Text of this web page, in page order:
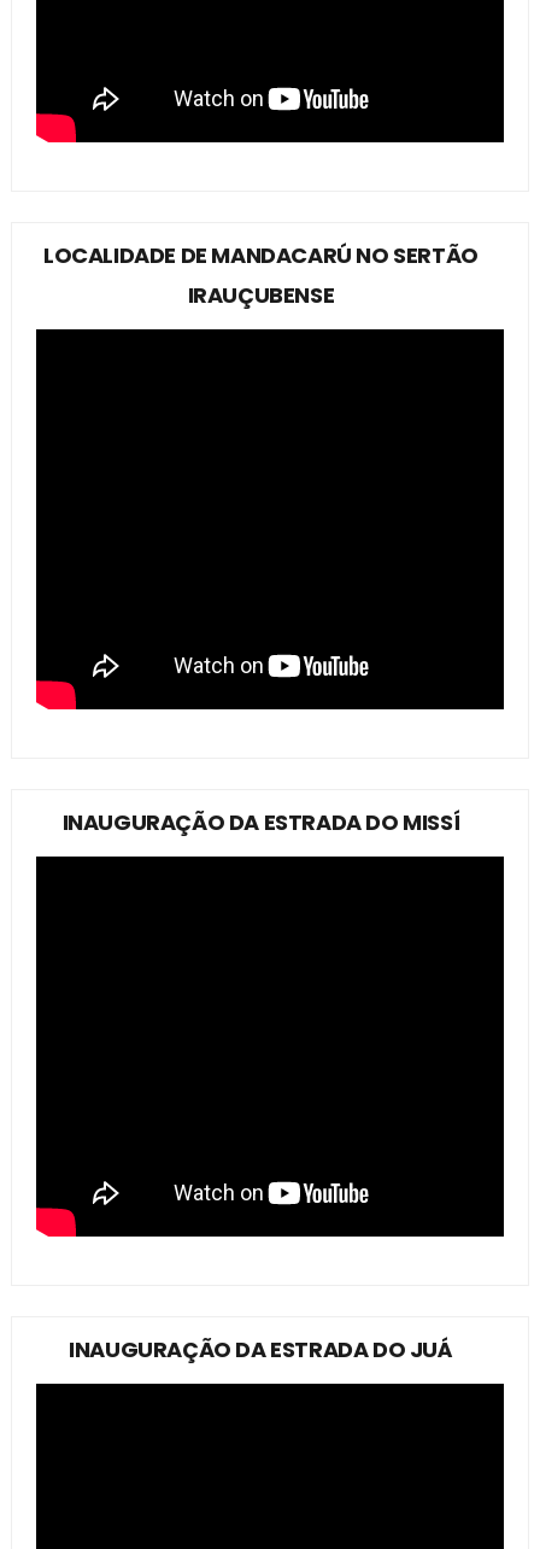
LOCALIDADE DE MANDACARÚ NO SERTÃO
IRAUÇUBENSE
INAUGURAÇÃO DA ESTRADA DO MISSÍ
INAUGURAÇÃO DA ESTRADA DO JUÁ